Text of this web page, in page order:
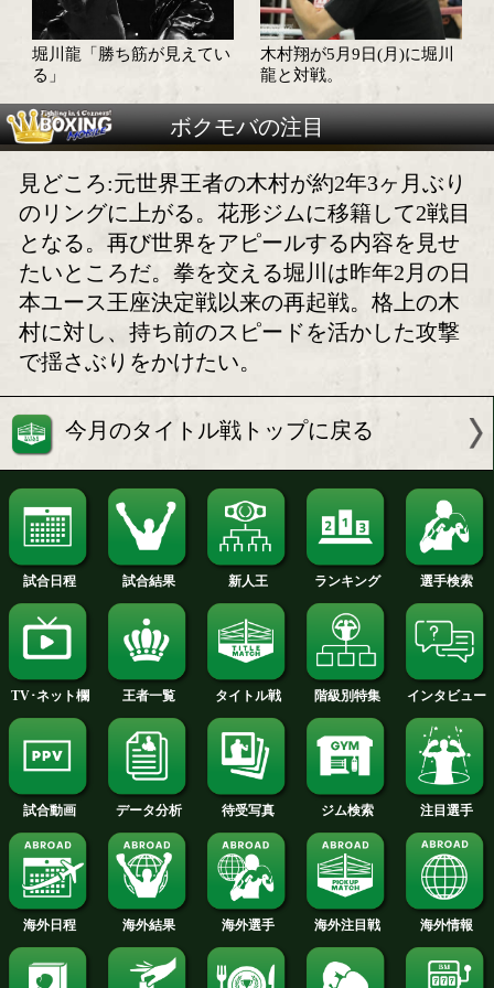
木村翔が2年3ヶ月ぶりのリング!
木村翔と堀川龍が計量をク
リア!
進化した木村翔を
に
堀川龍「勝ち筋が見えてい
木村翔が5月9日(月)
ボクモバの注目
見どころ:元世界王者の木村が約2年3ヶ
のリングに上がる。花形ジムに移籍し
となる。再び世界をアピールする内容
たいところだ。拳を交える堀川は昨年
本ユース王座決定戦以来の再起戦。格
村に対し、持ち前のスピードを活かし
で揺さぶりをかけたい。